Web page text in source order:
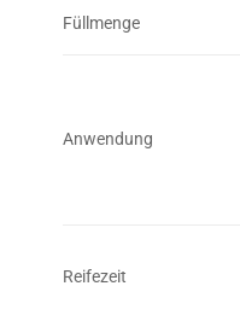
Füllmenge
Anwendung
Reifezeit